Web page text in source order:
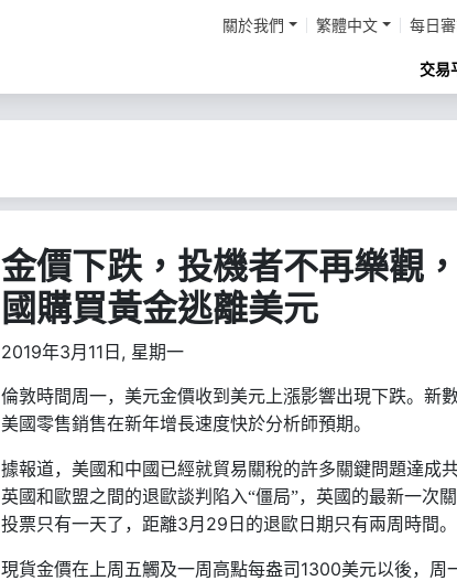
關於我們 繁體中文 每日
交易
金價下跌，投機者不再樂觀
國購買黃金逃離美元
2019年3月11日, 星期一
倫敦時間周一，美元金價收到美元上漲影響出現下跌。新
美國零售銷售在新年增長速度快於分析師預期。
據報道，美國和中國已經就貿易關稅的許多關鍵問題達成
英國和歐盟之間的退歐談判陷入“僵局”，英國的最新一次
投票只有一天了，距離3月 29 日的退歐日期只有兩周時間。
現貨金價在上周五觸及一周高點每盎司 1300美元以後，周